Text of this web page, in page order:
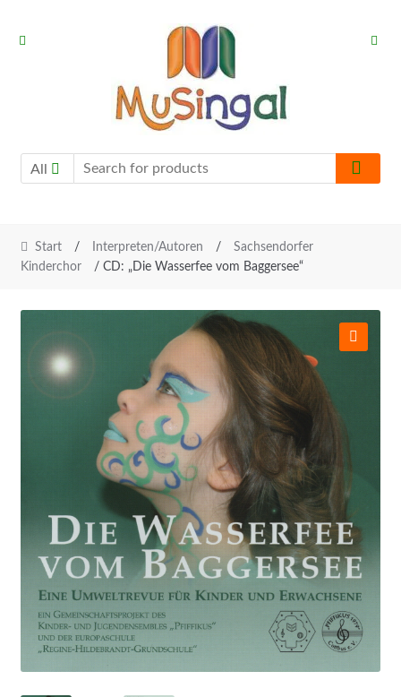
Skip
Skip
All
Start / Interpreten/Autoren /
Sachsendorfer
Kinderchor
/ CD: „Die Wasserfee vom Baggersee“